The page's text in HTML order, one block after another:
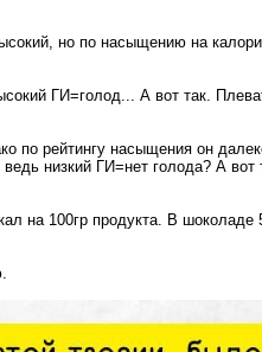
но по насыщению на
ГИ=голод... А вот так.
по рейтингу насыщения он
низкий ГИ=нет голода? А вот
100гр продукта. В шоколаде